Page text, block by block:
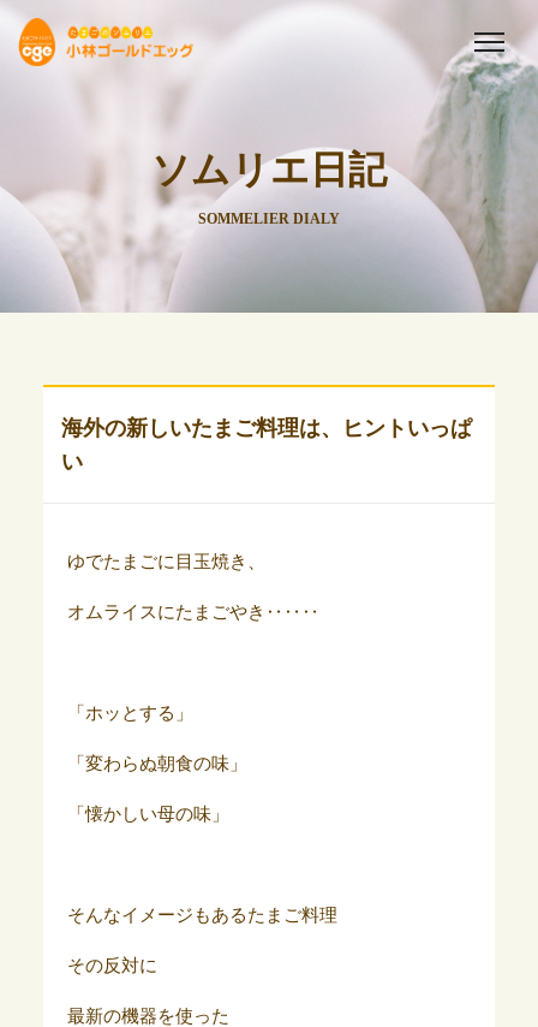
ソムリエ日記
SOMMELIER DIALY
海外の新しいたまご料理は、ヒントいっぱ
い
ゆでたまごに目玉焼き、
オムライスにたまごやき‥‥‥
「ホッとする」
「変わらぬ朝食の味」
「懐かしい母の味」
そんなイメージもあるたまご料理
その反対に
最新の機器を使った